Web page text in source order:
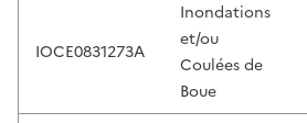
IOCE0831273A
Inondations
et/ou
Coulées de
Boue